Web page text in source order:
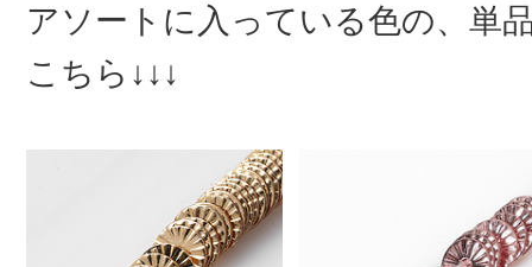
アソートに入っている色の、単
こちら↓↓↓